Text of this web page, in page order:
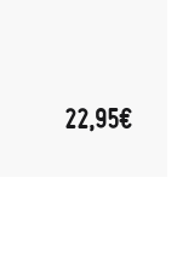
22,95€